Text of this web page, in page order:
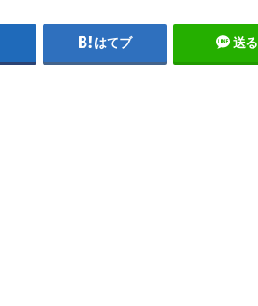
はてブ 送る